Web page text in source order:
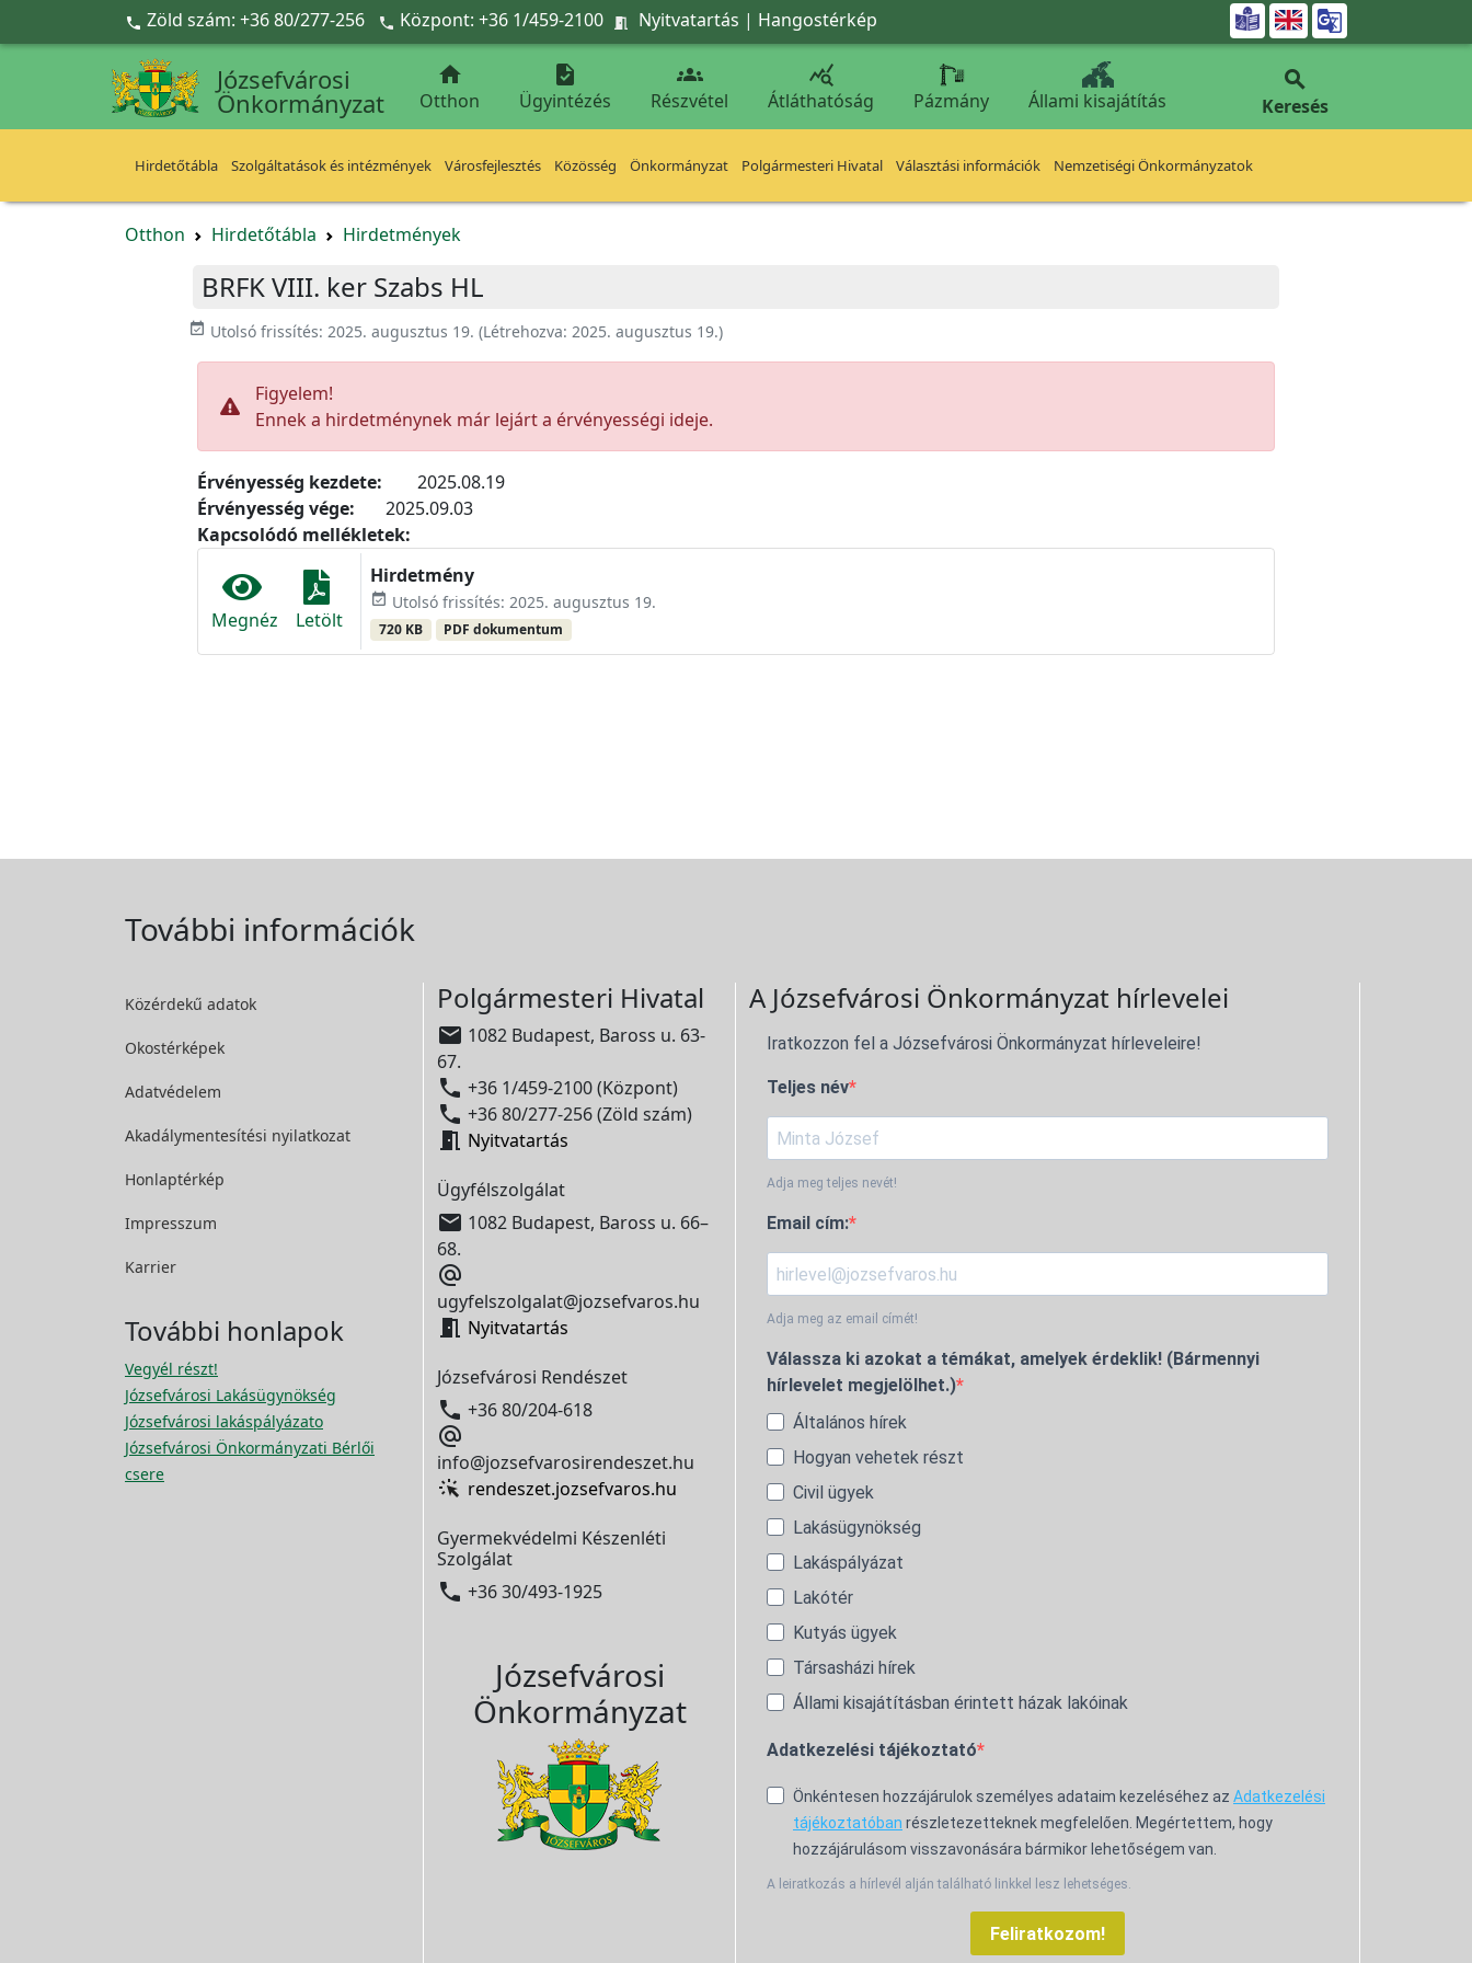
Ugrás a fő tartalomra
 Zöld szám: +36 80/277-256  Központ: +36 1/459-2100  Nyitvatartás | Hangostérkép 
Józsefvárosi
Önkormányzat

Otthon

Ügyintézés

Részvétel

Átláthatóság Pázmány Állami kisajátítás

Keresés
Hirdetőtábla Szolgáltatások és intézmények Városfejlesztés Közösség Önkormányzat Polgármesteri Hivatal Választási információk Nemzetiségi Önkormányzatok
Otthon Hirdetőtábla Hirdetmények
BRFK VIII. ker Szabs HL
event_available Utolsó frissítés: 2025. augusztus 19. (Létrehozva: 2025. augusztus 19.)
Figyelem!
Ennek a hirdetménynek már lejárt a érvényességi ideje.
Érvényesség kezdete:
2025.08.19
Érvényesség vége:
2025.09.03
Kapcsolódó mellékletek:
Megnéz Letölt
Hirdetmény
event_available Utolsó frissítés: 2025. augusztus 19.
720 KB PDF dokumentum
További információk
Közérdekű adatok
Okostérképek
Adatvédelem
Akadálymentesítési nyilatkozat
Honlaptérkép
Impresszum
Karrier
További honlapok
Vegyél részt!
Józsefvárosi Lakásügynökség
Józsefvárosi lakáspályázato
Józsefvárosi Önkormányzati Bérlői
csere
Polgármesteri Hivatal
 1082 Budapest, Baross u. 63-
67.
 +36 1/459-2100 (Központ)
 +36 80/277-256 (Zöld szám)
 Nyitvatartás
Ügyfélszolgálat
 1082 Budapest, Baross u. 66–
68.

ugyfelszolgalat@jozsefvaros.hu
 Nyitvatartás
Józsefvárosi Rendészet
 +36 80/204-618

info@jozsefvarosirendeszet.hu
rendeszet.jozsefvaros.hu
Gyermekvédelmi Készenléti
Szolgálat
 +36 30/493-1925
Józsefvárosi
Önkormányzat
A Józsefvárosi Önkormányzat hírlevelei
Iratkozzon fel a Józsefvárosi Önkormányzat hírleveleire!
Teljes név
Adja meg teljes nevét!
Email cím:
Adja meg az email címét!
Válassza ki azokat a témákat, amelyek érdeklik! (Bármennyi
hírlevelet megjelölhet.)
Általános hírek
Hogyan vehetek részt
Civil ügyek
Lakásügynökség
Lakáspályázat
Lakótér
Kutyás ügyek
Társasházi hírek
Állami kisajátításban érintett házak lakóinak
Adatkezelési tájékoztató
Önkéntesen hozzájárulok személyes adataim kezeléséhez az Adatkezelési
tájékoztatóban részletezetteknek megfelelően. Megértettem, hogy
hozzájárulásom visszavonására bármikor lehetőségem van.
A leiratkozás a hírlevél alján található linkkel lesz lehetséges.
Feliratkozom!